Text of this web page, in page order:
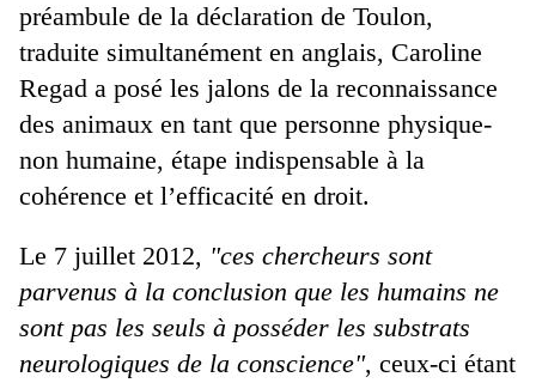
préambule de la déclaration de Toulon,
traduite simultanément en anglais, Caroline
Regad a posé les jalons de la reconnaissance
des animaux en tant que personne physique-
non humaine, étape indispensable à la
cohérence et l’efficacité en droit.
Le 7 juillet 2012, "ces chercheurs sont
parvenus à la conclusion que les humains ne
sont pas les seuls à posséder les substrats
neurologiques de la conscience", ceux-ci étant